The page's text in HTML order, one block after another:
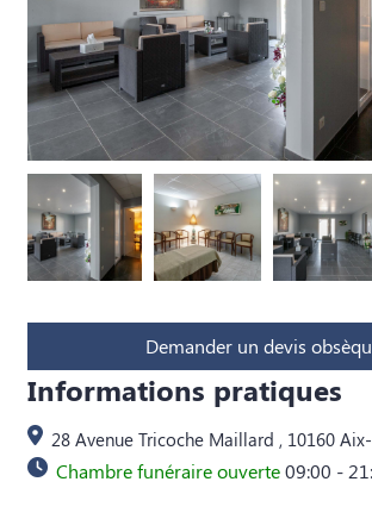
Demander un devis
Informations pratiques
28 Avenue Tricoche Maillard , 10160
Chambre funéraire ouverte09:00 -